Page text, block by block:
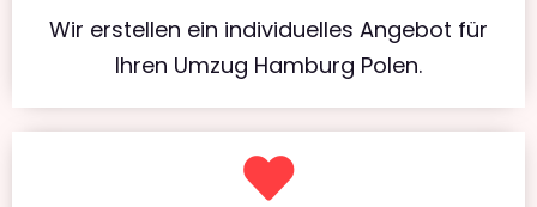
Wir erstellen ein individuelles Angebot für
Ihren Umzug Hamburg Polen.